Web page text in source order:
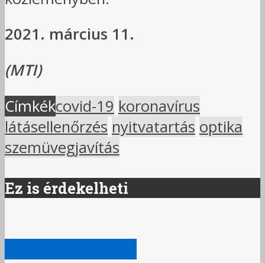
2021. március 11.
(MTI)
Címkékcovid-19 koronavírus
látásellenőrzés nyitvatartás optika
szemüvegjavítás
Ez is érdekelheti